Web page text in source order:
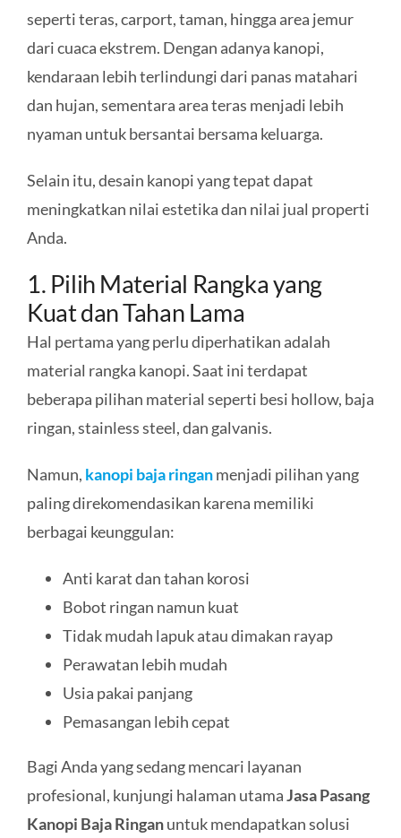
seperti teras, carport, taman, hingga area jemur
dari cuaca ekstrem. Dengan adanya kanopi,
kendaraan lebih terlindungi dari panas matahari
dan hujan, sementara area teras menjadi lebih
nyaman untuk bersantai bersama keluarga.
Selain itu, desain kanopi yang tepat dapat
meningkatkan nilai estetika dan nilai jual properti
Anda.
1. Pilih Material Rangka yang
Kuat dan Tahan Lama
Hal pertama yang perlu diperhatikan adalah
material rangka kanopi. Saat ini terdapat
beberapa pilihan material seperti besi hollow, baja
ringan, stainless steel, dan galvanis.
Namun, kanopi baja ringanmenjadi pilihan yang
paling direkomendasikan karena memiliki
berbagai keunggulan:
Anti karat dan tahan korosi
Bobot ringan namun kuat
Tidak mudah lapuk atau dimakan rayap
Perawatan lebih mudah
Usia pakai panjang
Pemasangan lebih cepat
Bagi Anda yang sedang mencari layanan
profesional, kunjungi halaman utamaJasa Pasang
Kanopi Baja Ringanuntuk mendapatkan solusi